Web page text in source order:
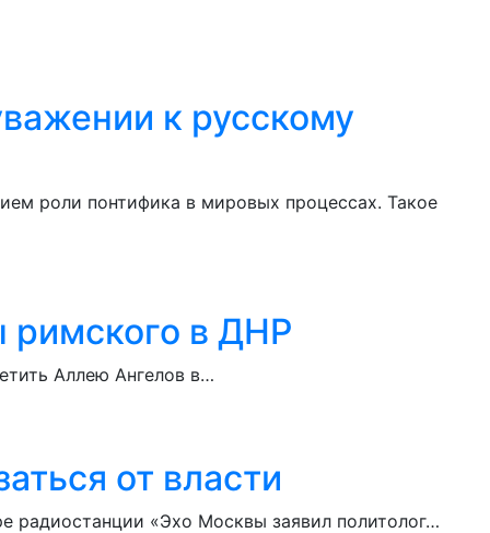
к русскому
роли понтифика в мировых процессах. Такое
римского в ДНР
Аллею Ангелов в…
от власти
радиостанции «Эхо Москвы заявил политолог…